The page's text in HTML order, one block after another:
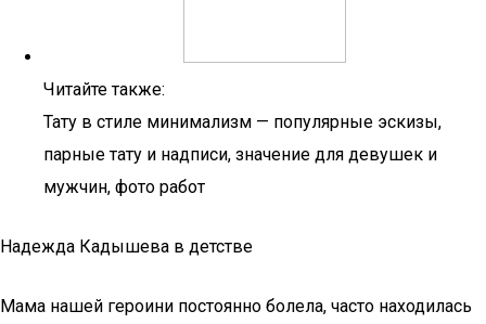
Читайте также:
Тату в стиле минимализм — популярные эскизы,
парные тату и надписи, значение для девушек и
мужчин, фото работ
Надежда Кадышева в детстве
Мама нашей героини постоянно болела, часто находилась